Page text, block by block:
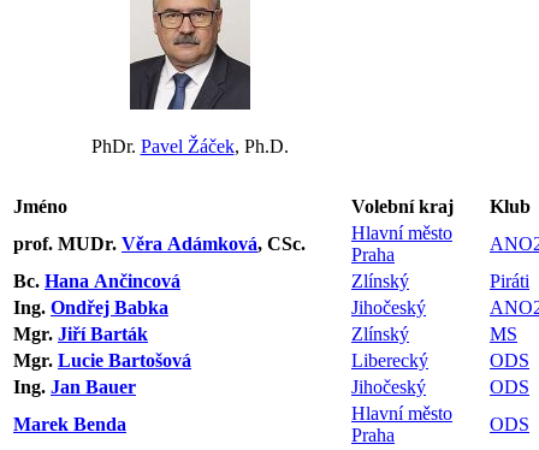
PhDr. Pavel Žáček, Ph.D.
Jméno Volební kraj
Klub
prof. MUDr. Věra Adámková, CSc.
Hlavní město
Praha
Bc. Hana Ančincová Zlínský
Piráti
Ing. Ondřej Babka Jihočeský
Mgr. Jiří Barták Zlínský
MS
Mgr. Lucie Bartošová Liberecký
ODS
Ing. Jan Bauer Jihočeský
ODS
Marek Benda
Hlavní město
Praha
ODS